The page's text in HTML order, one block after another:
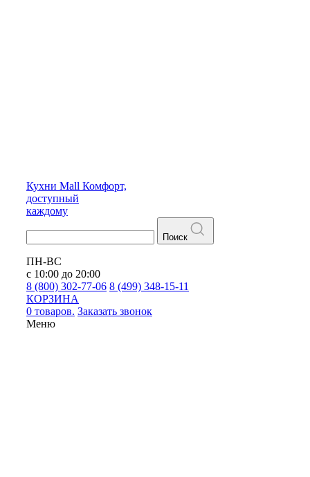
Кухни Mall Комфорт,
доступный
каждому
Поиск
ПН-ВС
с 10:00 до 20:00
8 (800) 302-77-06 8 (499) 348-15-11
КОРЗИНА
0 товаров. Заказать звонок
Меню